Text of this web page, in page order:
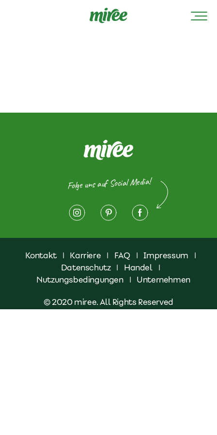
Folge uns auf Social Media!
Kontakt | Karriere | FAQ | Impressum
|
Datenschutz | Handel
|
Nutzungsbedingungen
| Unternehmen
© 2020 miree. All Rights Reserved